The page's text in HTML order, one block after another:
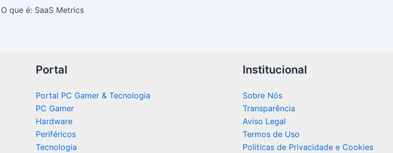
O que é: SaaS Metrics
Portal
Portal PC Gamer & Tecnologia
PC Gamer
Hardware
Periféricos
Tecnologia
Institucional
Sobre Nós
Transparência
Aviso Legal
Termos de Uso
Politicas de Privacidade e Cookies